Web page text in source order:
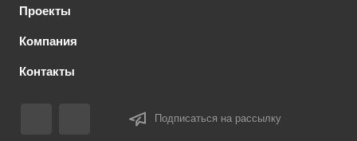
Проекты
Компания
Контакты
Подписаться на рассылку